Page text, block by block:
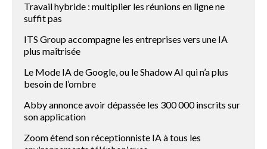
Travail hybride : multiplier les réunions en ligne ne
suffit pas
ITS Group accompagne les entreprises vers une IA
plus maîtrisée
Le Mode IA de Google, ou le Shadow AI qui n’a plus
besoin de l’ombre
Abby annonce avoir dépassée les 300 000 inscrits sur
son application
Zoom étend son réceptionniste IA à tous les